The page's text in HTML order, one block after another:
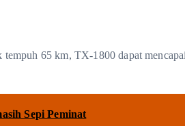
tempuh 65 km, TX-1800 dapat mencapai
Sepi Peminat